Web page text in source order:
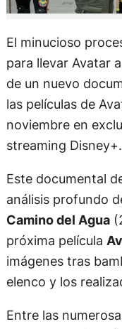
El minucioso
para llevar Avatar
de un nuevo
las películas de
noviembre en
streaming Disney+.
Este documental
análisis profundo
Camino del Agua
próxima película
imágenes tras
elenco y los
Entre las